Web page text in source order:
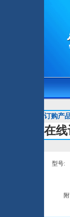
订购产
在
型号: